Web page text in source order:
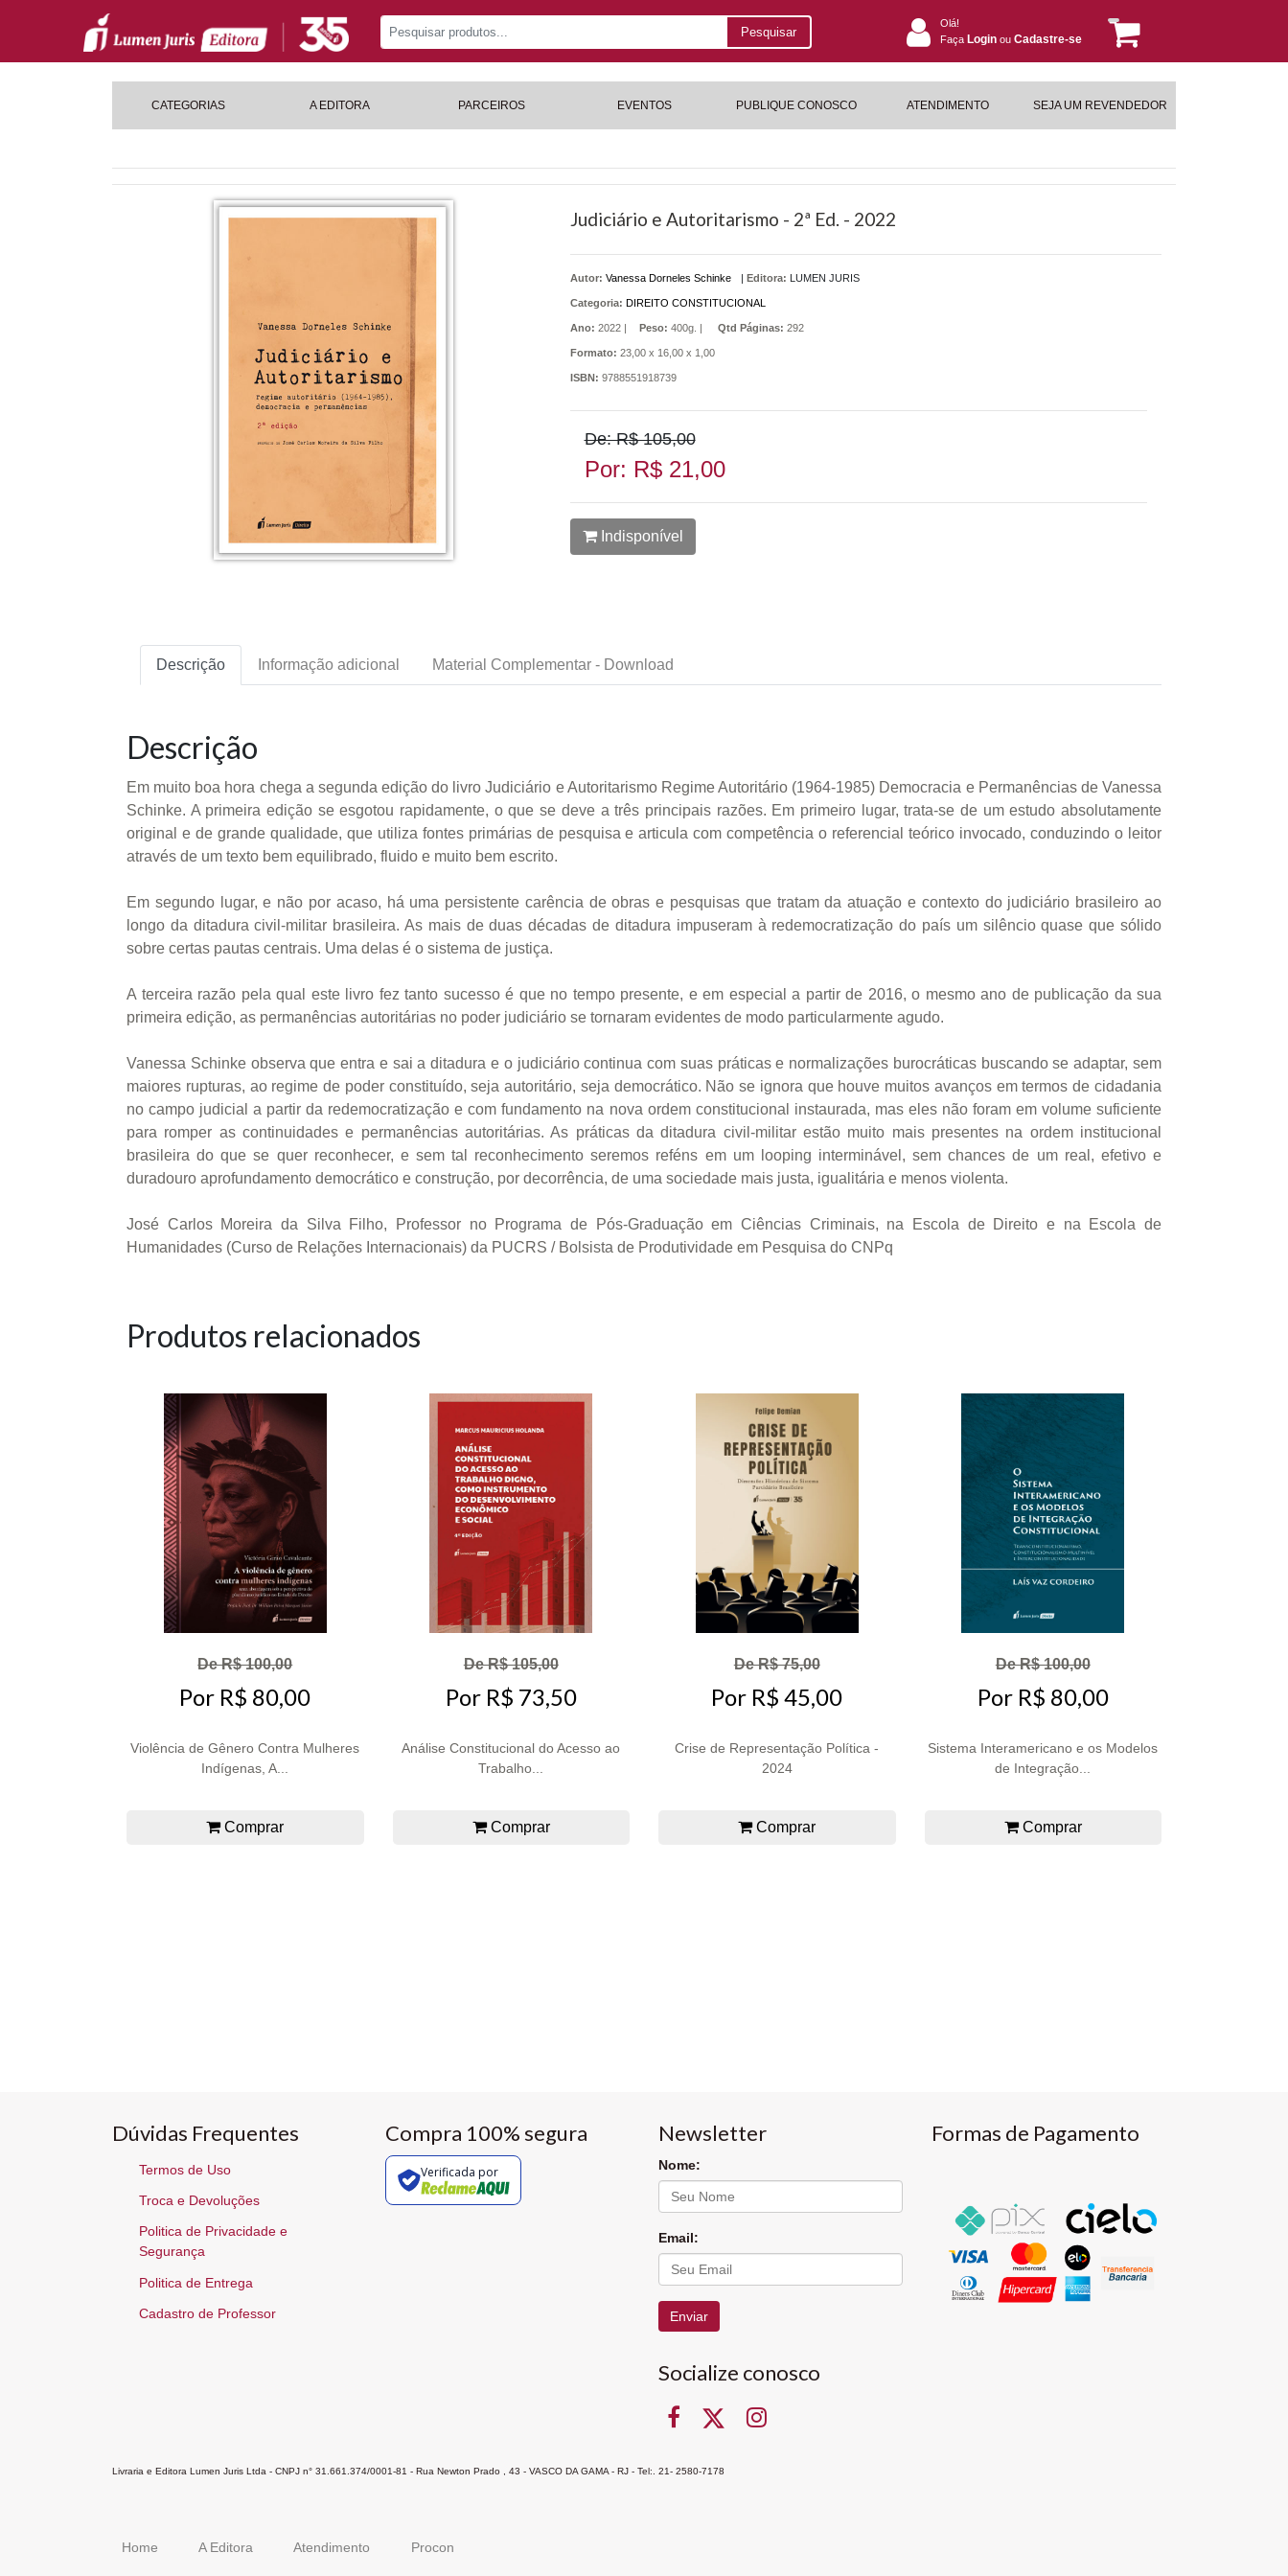
Pesquisar
Olá!
Faça Login ou Cadastre-se
CATEGORIAS A EDITORA PARCEIROS EVENTOS PUBLIQUE CONOSCO ATENDIMENTO SEJA UM REVENDEDOR
Judiciário e Autoritarismo - 2ª Ed. - 2022
Autor: Vanessa Dorneles Schinke | Editora: LUMEN JURIS
Categoria: DIREITO CONSTITUCIONAL
Ano: 2022 | Peso: 400g. | Qtd Páginas: 292
Formato: 23,00 x 16,00 x 1,00
ISBN: 9788551918739
De: R$ 105,00
Por: R$ 21,00
Indisponível
Descrição Informação adicional Material Complementar - Download
Descrição
Em muito boa hora chega a segunda edição do livro Judiciário e Autoritarismo Regime Autoritário (1964-1985) Democracia e Permanências de Vanessa
Schinke. A primeira edição se esgotou rapidamente, o que se deve a três principais razões. Em primeiro lugar, trata-se de um estudo absolutamente
original e de grande qualidade, que utiliza fontes primárias de pesquisa e articula com competência o referencial teórico invocado, conduzindo o leitor
através de um texto bem equilibrado, fluido e muito bem escrito.
Em segundo lugar, e não por acaso, há uma persistente carência de obras e pesquisas que tratam da atuação e contexto do judiciário brasileiro ao
longo da ditadura civil-militar brasileira. As mais de duas décadas de ditadura impuseram à redemocratização do país um silêncio quase que sólido
sobre certas pautas centrais. Uma delas é o sistema de justiça.
A terceira razão pela qual este livro fez tanto sucesso é que no tempo presente, e em especial a partir de 2016, o mesmo ano de publicação da sua
primeira edição, as permanências autoritárias no poder judiciário se tornaram evidentes de modo particularmente agudo.
Vanessa Schinke observa que entra e sai a ditadura e o judiciário continua com suas práticas e normalizações burocráticas buscando se adaptar, sem
maiores rupturas, ao regime de poder constituído, seja autoritário, seja democrático. Não se ignora que houve muitos avanços em termos de cidadania
no campo judicial a partir da redemocratização e com fundamento na nova ordem constitucional instaurada, mas eles não foram em volume suficiente
para romper as continuidades e permanências autoritárias. As práticas da ditadura civil-militar estão muito mais presentes na ordem institucional
brasileira do que se quer reconhecer, e sem tal reconhecimento seremos reféns em um looping interminável, sem chances de um real, efetivo e
duradouro aprofundamento democrático e construção, por decorrência, de uma sociedade mais justa, igualitária e menos violenta.
José Carlos Moreira da Silva Filho, Professor no Programa de Pós-Graduação em Ciências Criminais, na Escola de Direito e na Escola de
Humanidades (Curso de Relações Internacionais) da PUCRS / Bolsista de Produtividade em Pesquisa do CNPq
Produtos relacionados
De R$ 100,00
Por R$ 80,00
Violência de Gênero Contra Mulheres
Indígenas, A...
Comprar
De R$ 105,00
Por R$ 73,50
Análise Constitucional do Acesso ao
Trabalho...
Comprar
De R$ 75,00
Por R$ 45,00
Crise de Representação Política -
2024
Comprar
De R$ 100,00
Por R$ 80,00
Sistema Interamericano e os Modelos
de Integração...
Comprar
Dúvidas Frequentes
Termos de Uso
Troca e Devoluções
Politica de Privacidade e
Segurança
Politica de Entrega
Cadastro de Professor
Compra 100% segura
Verificada por
Newsletter
Nome:
Email:
Enviar
Socialize conosco
Formas de Pagamento
Livraria e Editora Lumen Juris Ltda - CNPJ n° 31.661.374/0001-81 - Rua Newton Prado , 43 - VASCO DA GAMA - RJ - Tel:. 21- 2580-7178
Home A Editora Atendimento Procon